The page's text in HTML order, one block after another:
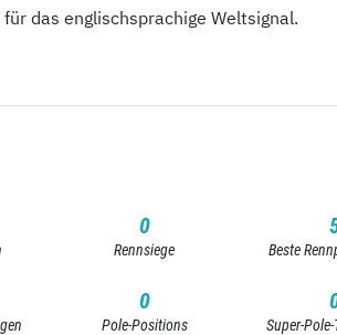
das englischsprachige Weltsignal.
0
Rennsiege Beste
0
Pole-Positions Super-